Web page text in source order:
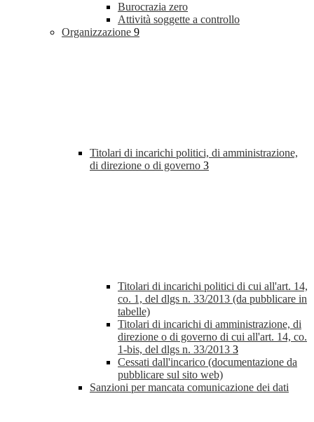
Burocrazia zero
Attività soggette a controllo
Organizzazione 9
Titolari di incarichi politici, di amministrazione,
di direzione o di governo 3
Titolari di incarichi politici di cui all'art. 14,
co. 1, del dlgs n. 33/2013 (da pubblicare in
tabelle)
Titolari di incarichi di amministrazione, di
direzione o di governo di cui all'art. 14, co.
1-bis, del dlgs n. 33/2013 3
Cessati dall'incarico (documentazione da
pubblicare sul sito web)
Sanzioni per mancata comunicazione dei dati